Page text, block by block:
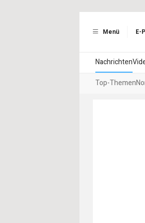
Menü E-
Nachrichten
Top-Themen